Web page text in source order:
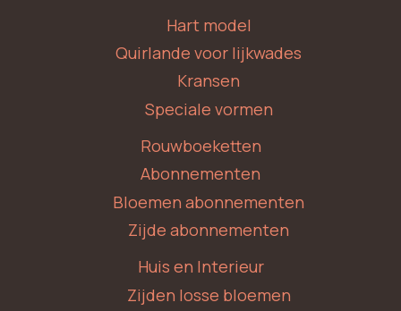
Hart model
Quirlande voor lijkwades
Kransen
Speciale vormen
Rouwboeketten
Abonnementen
Bloemen abonnementen
Zijde abonnementen
Huis en Interieur
Zijden losse bloemen